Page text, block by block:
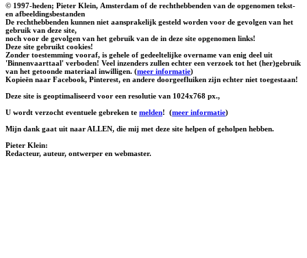
© 1997-heden; Pieter Klein, Amsterdam of de rechthebbenden van de opgenomen tekst-
en afbeeldingsbestanden
De rechthebbenden kunnen niet aansprakelijk gesteld worden voor de gevolgen van het
gebruik van deze site,
noch voor de gevolgen van het gebruik van de in deze site opgenomen links!
Deze site gebruikt cookies!
Zonder toestemming vooraf, is gehele of gedeeltelijke overname van enig deel uit
'Binnenvaarttaal' verboden! Veel inzenders zullen echter een verzoek tot het (her)gebruik
van het getoonde materiaal inwilligen. (meer informatie)
Kopieën naar Facebook, Pinterest, en andere doorgeefluiken zijn echter niet toegestaan!
Deze site is geoptimaliseerd voor een resolutie van 1024x768 px.,
U wordt verzocht eventuele gebreken te melden! (meer informatie)
Mijn dank gaat uit naar ALLEN, die mij met deze site helpen of geholpen hebben.
Pieter Klein:
Redacteur, auteur, ontwerper en webmaster.